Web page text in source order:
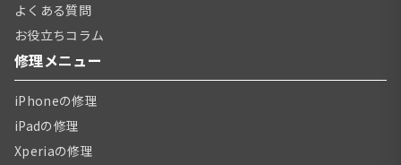
よくある質問
お役立ちコラム
修理メニュー
iPhoneの修理
iPadの修理
Xperiaの修理